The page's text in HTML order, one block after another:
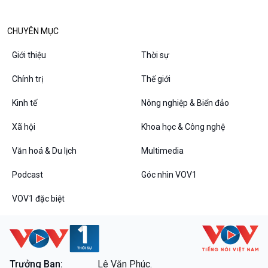
Chát với người nổi tiếng
Câu chuyện Thể thao
Infographic
Podcast
Góc nhìn VOV1
10 phút Sự kiện - Luận bàn
CHUYÊN MỤC
Giới thiệu Thời sự
Chính trị Thế giới
Kinh tế Nông nghiệp & Biển đảo
Xã hội Khoa học & Công nghệ
Văn hoá & Du lịch Multimedia
Podcast Góc nhìn VOV1
VOV1 đặc biệt
Trưởng Ban: Lê Văn Phúc.